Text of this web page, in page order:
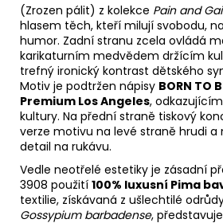
(Zrozen pálit) z kolekce Pain and
hlasem těch, kteří milují svobodu,
humor. Zadní stranu zcela ovládá
karikaturním medvědem držícím
trefný ironický kontrast dětského
Motiv je podtržen nápisy BORN TO
Premium Los Angeles,
kultury. Na přední straně tiskový
verze motivu na levé straně hrudi a
detail na rukávu.
Vedle neotřelé estetiky je zásadní
3908 použití 100% luxusní Pima
textilie, získávaná z ušlechtilé
Gossypium barbadense,